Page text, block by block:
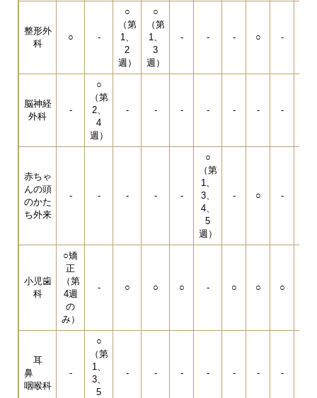
整形外
科
○ -
○
（第
1、
2
週）
○
（第
1、
3
週）
- - - ○ -
脳神経
外科
-
○
（第
2、
4
週）
- - - - - - -
赤ちゃ
んの頭
のかた
ち外来
- - - - -
○
（第
1、
3、
4、
5
週）
- ○ -
小児歯
科
○矯
正
（第
4週
の
み）
- ○ ○ ○ - ○ ○ ○
耳
鼻
咽喉科
-
○
（第
1、
3、
5
- - - - - - -